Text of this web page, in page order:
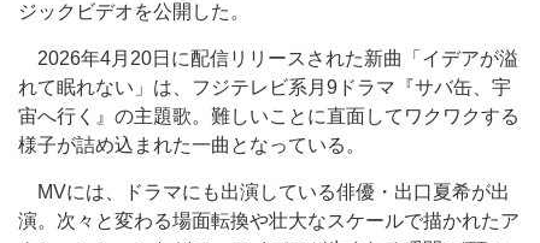
ジックビデオを公開した。
2026年4月20日に配信リリースされた新曲「イデアが溢
れて眠れない」は、フジテレビ系月9ドラマ『サバ缶、宇
宙へ行く』の主題歌。難しいことに直面してワクワクする
様子が詰め込まれた一曲となっている。
MVには、ドラマにも出演している俳優・出口夏希が出
演。次々と変わる場面転換や壮大なスケールで描かれたア